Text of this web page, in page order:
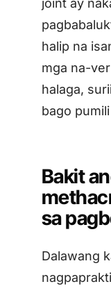
joint ay
halip na
mga na-
halaga,
bago
Bakit
sa
Dalawang